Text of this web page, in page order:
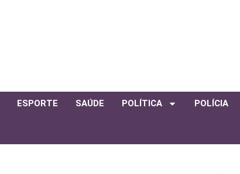
ESPORTE SAÚDE POLÍTICA POLÍCIA